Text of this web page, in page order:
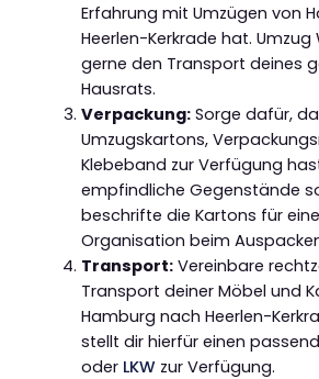
Erfahrung mit Umzügen von
Heerlen-Kerkrade hat.
gerne den Transport deines
Hausrats.
Verpackung:Sorge dafür,
Umzugskartons,
Klebeband zur Verfügung
empfindliche Gegenstände
beschrifte die Kartons für
Organisation beim
Transport:Vereinbare
Transport deiner Möbel und
Hamburg nach Heerlen-
stellt dir hierfür einen
oder LKWzur Verfügung.